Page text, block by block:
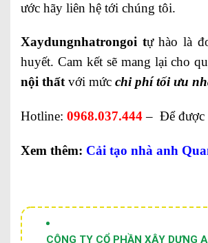
ước hãy liên hệ tới chúng tôi.
Xaydungnhatrongoi tự hào là
huyết. Cam kết sẽ mang lại cho
nội thấtvới mức chi phí tối ưu
Hotline: 0968.037.444– Để được
Xem thêm: Cải tạo nhà anh
CÔNG TY CỔ PHẦN XÂY DỰNG